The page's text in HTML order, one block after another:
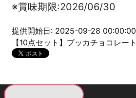
※賞味期限:2026/06/30
提供開始日: 2025-09-28 00:00:00
【10点セット】プッカチョコレート